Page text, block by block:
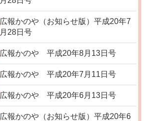
広報かのや（お知らせ版）平成20年7
月28日号
広報かのや 平成20年8月13日号
広報かのや 平成20年7月11日号
広報かのや 平成20年6月13日号
広報かのや（お知らせ版）平成20年6